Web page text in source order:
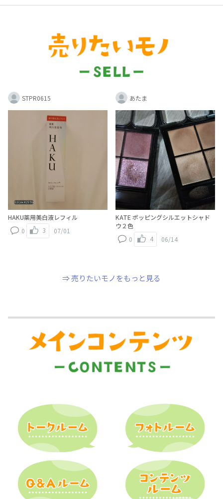
STPR0615
HAKU薬用美白液レフィル
0
3 07/01
あたま
KATE ポッピングシルエットシャド
ウ２色
0
4 06/14
⇒ 売りたいモノをもっと見る